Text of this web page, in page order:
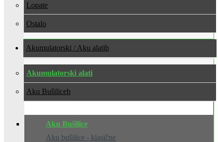
Lopate
Ostalo
Akumulatorski / Aku alati
Akumulatorski alati
Aku Bušilice
Aku Bušilice
Aku bušilice - klasične